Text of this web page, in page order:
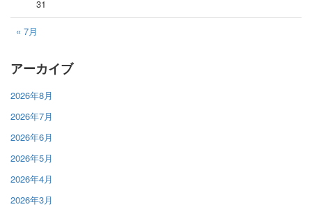
« 7月
31
アーカイブ
2026年8月
2026年7月
2026年6月
2026年5月
2026年4月
2026年3月